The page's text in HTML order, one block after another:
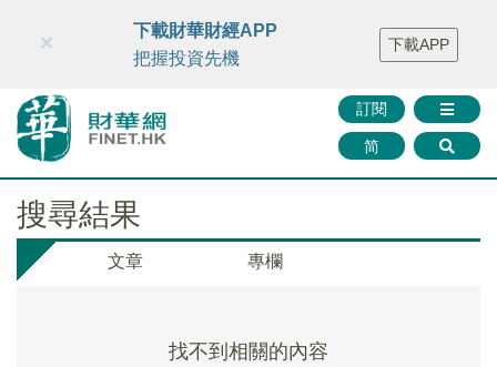
財華智庫網 FINTV FINMETA 財華證券 媒體矩陣
智庫沙龍
聯絡我們
訂閱
简
×
下載財華財經APP
把握投資先機
下載APP
搜尋結果
文章 專欄
找不到相關的內容